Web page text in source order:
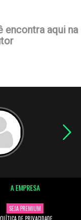
encontra aqui na
A EMPRESA
SEJA PREMIUM